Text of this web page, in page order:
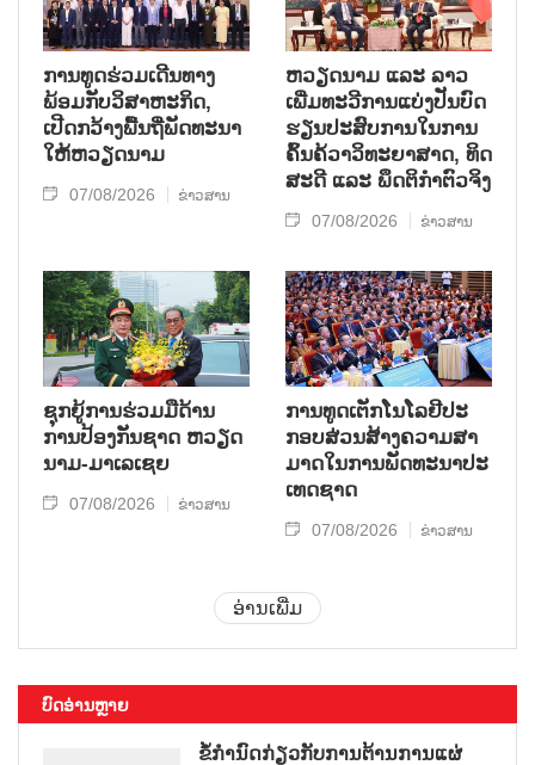
ການ​ທູດ​ຮ່ວມ​ເດີນ​ທາງ​
ພ້ອມກັບ​ວິ​ສາ​ຫະ​ກ​ິດ,
ເປີດກວ້າງ​ພື້ນ​ຖີ່​ພັດ​ທະ​ນາ​
ໃຫ້​ຫວຽດ​ນາມ
07/08/2026 ຂ່າວສານ
ຫວຽດ​ນາມ ແລະ ລາວ​
ເພີ່ມ​ທະ​ວີ​ການ​ແບ່​ງ​ປັນ​ບົດ​
ຮຽນ​ປະ​ສົບ​ການ​ໃນ​ການ​
ຄົ້ນ​ຄ້​ວາ​ວິ​ທະ​ຍາ​ສາດ, ທິດ​
ສະ​ດີ ແລະ ພຶດ​ຕິ​ກຳຕົວ​ຈິງ
07/08/2026 ຂ່າວສານ
ຊຸກ​ຍູ້​ການ​ຮ່ວມ​ມື​ດ້ານ​
ການ​ປ້ອງ​ກັນ​ຊາດ ຫວຽດ​
ນາມ-ມາ​ເລ​ເຊຍ
07/08/2026 ຂ່າວສານ
ການ​ທູດ​ເຕັກ​ໂນ​ໂລ​ຢີ​ປະ​
ກອບ​ສ່ວນ​ສ້າງ​ຄວາມ​ສາ​
ມາດ​ໃນ​ການ​ພັດ​ທະ​ນາ​ປະ​
ເທດ​ຊາດ
07/08/2026 ຂ່າວສານ
ອ່ານເພີ່ມ
ບົດອ່ານຫຼາຍ
ຂໍ້ກຳນົດກ່ຽວກັບການຕ້ານການແຜ່